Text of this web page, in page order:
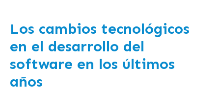
Los cambios tecnológicos
en el desarrollo del
software en los últimos
años